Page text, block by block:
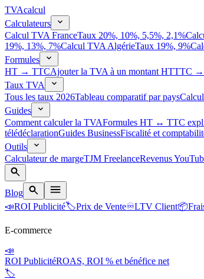
TVAcalcul
Calculateurs
Calcul TVA FranceTaux 20%, 10%, 5,5%, 2,1%
19%, 13%, 7%Calcul TVA AlgérieTaux 19%, 9%
Formules
HT → TTCAjouter la TVA à un montant HTTTC
Taux TVA
Tous les taux 2026Tableau comparatif par pays
Guides
Comment calculer la TVAFormules HT ↔ TTC
télédéclarationGuides BusinessFiscalité et
Outils
Calculateur de margeTJM FreelanceRevenus
Blog
📣ROI Publicité🏷️Prix de Vente♾️LTV Client📦
E-commerce
📣
ROI PublicitéROAS, ROI % et bénéfice net
🏷️